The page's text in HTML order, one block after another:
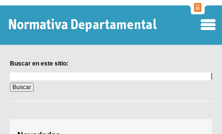
Buscar en este sitio:
en
este
sitio: